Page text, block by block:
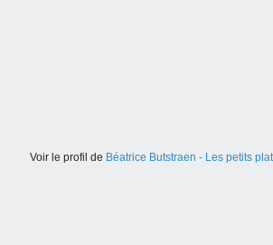
Voir le profil de Béatrice Butstraen - Les petits